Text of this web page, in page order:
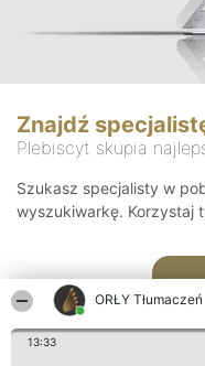
ORŁY Tłumaczeń
13:33
Znajdź
Plebiscyt skupia
Szukasz specjalisty w
wyszukiwarkę. Korzystaj